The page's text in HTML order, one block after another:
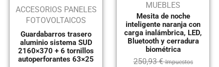
ACCESORIOS PANELES
FOTOVOLTAICOS
Guardabarros trasero
aluminio sistema SUD
2160×370 + 6 tornillos
autoperforantes 63×25
MUEBLES
Mesita de noche
inteligente naranja con
carga inalámbrica, LED,
Bluetooth y cerradura
biométrica
250,93€ Impuestos